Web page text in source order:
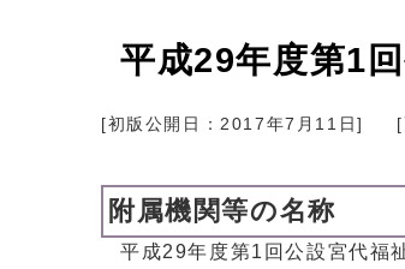
平成29年度第1
[初版公開日：2017年7月11日]
附属機関等の名称
平成29年度第1回公設宮代福